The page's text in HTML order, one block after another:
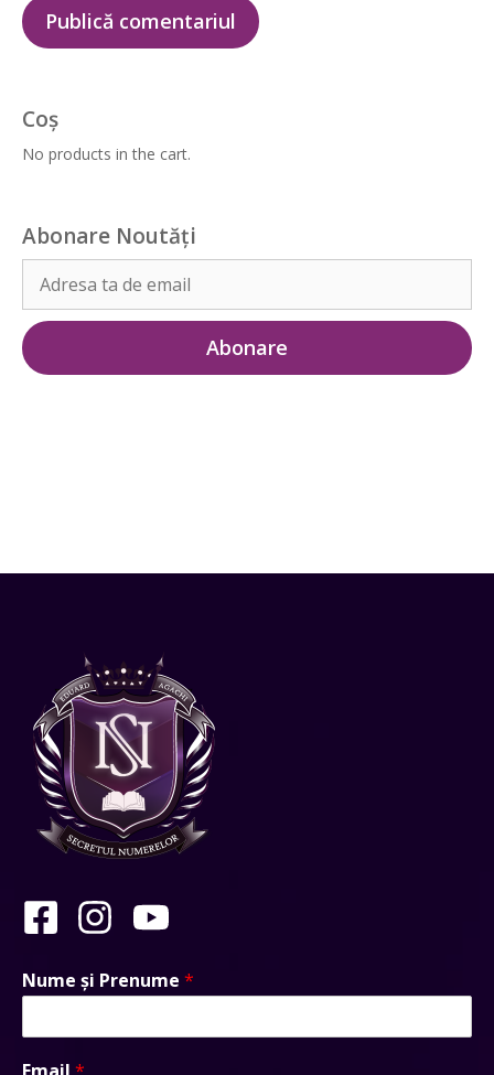
Coș
No products in the cart.
Abonare Noutăți
Nume și Prenume *